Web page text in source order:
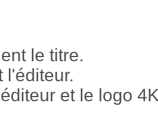
le titre.
l'éditeur.
et le logo